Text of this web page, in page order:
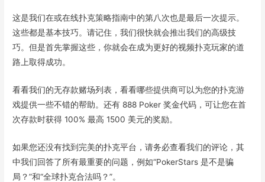
这是我们在或在线扑克策略指南中的第八次也是最后一次提示。
这些都是基本技巧。请记住，我们很快就会推出我们的高级技
巧。但是首先掌握这些，你就会在成为更好的视频扑克玩家的道
路上取得成功。
看看我们的无存款赌场列表，看看哪些提供商可以为您的扑克游
戏提供一些不错的帮助。还有 888 Poker 奖金代码，可让您在首
次存款时获得 100% 最高 1500 美元的奖励。
如果您还没有找到完美的扑克平台，请务必查看我们的评论，其
中我们回答了所有最重要的问题，例如“PokerStars 是不是骗
局？”和“全球扑克合法吗？”。